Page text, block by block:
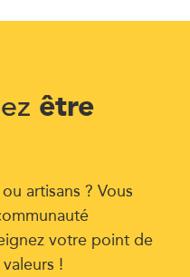
être
artisans ? Vous
votre point de
!